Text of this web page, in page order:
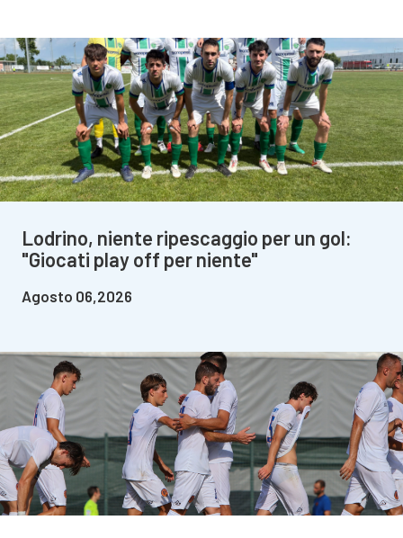
Lodrino, niente ripescaggio per un gol:
"Giocati play off per niente"
Agosto 06,2026